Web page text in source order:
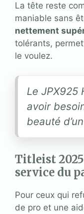
La tête reste
maniable sans
nettement
tolérants,
le voulez.
Le JPX925
avoir
beauté
Titleist
service du
Pour ceux qui
de pro et une